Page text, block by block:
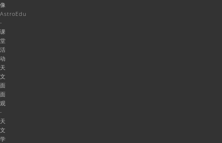
像
AstroEdu
-
课
堂
活
动
天
文
面
面
观
-
天
文
学